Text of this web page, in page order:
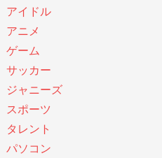
アイドル
アニメ
ゲーム
サッカー
ジャニーズ
スポーツ
タレント
パソコン